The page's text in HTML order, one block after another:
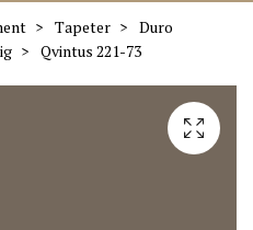
Tapeter
Duro
Qvintus 221-73